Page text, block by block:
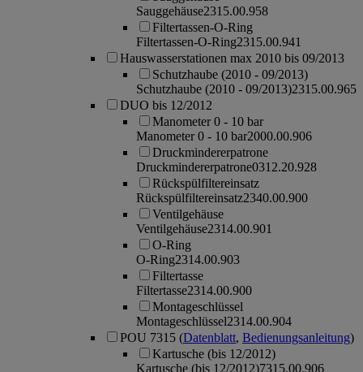
Sauggehäuse2315.00.958
Filtertassen-O-Ring
Filtertassen-O-Ring2315.00.941
Hauswasserstationen max 2010 bis 09/2013
Schutzhaube (2010 - 09/2013)
Schutzhaube (2010 - 09/2013)2315.00.965
DUO bis 12/2012
Manometer 0 - 10 bar
Manometer 0 - 10 bar2000.00.906
Druckmindererpatrone
Druckmindererpatrone0312.20.928
Rückspülfiltereinsatz
Rückspülfiltereinsatz2340.00.900
Ventilgehäuse
Ventilgehäuse2314.00.901
O-Ring
O-Ring2314.00.903
Filtertasse
Filtertasse2314.00.900
Montageschlüssel
Montageschlüssel2314.00.904
POU 7315 (Datenblatt, Bedienungsanleitung)
Kartusche (bis 12/2012)
Kartusche (bis 12/2012)7315.00.906